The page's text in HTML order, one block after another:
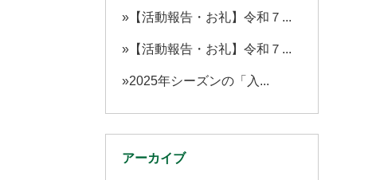
【活動報告・お礼】令和７...
【活動報告・お礼】令和７...
2025年シーズンの「入...
アーカイブ